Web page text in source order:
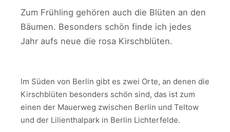
Zum Frühling gehören auch die Blüten an den
Bäumen. Besonders schön finde ich jedes
Jahr aufs neue die rosa Kirschblüten.
Im Süden von Berlin gibt es zwei Orte, an denen die
Kirschblüten besonders schön sind, das ist zum
einen der Mauerweg zwischen Berlin und Teltow
und der Lilienthalpark in Berlin Lichterfelde.